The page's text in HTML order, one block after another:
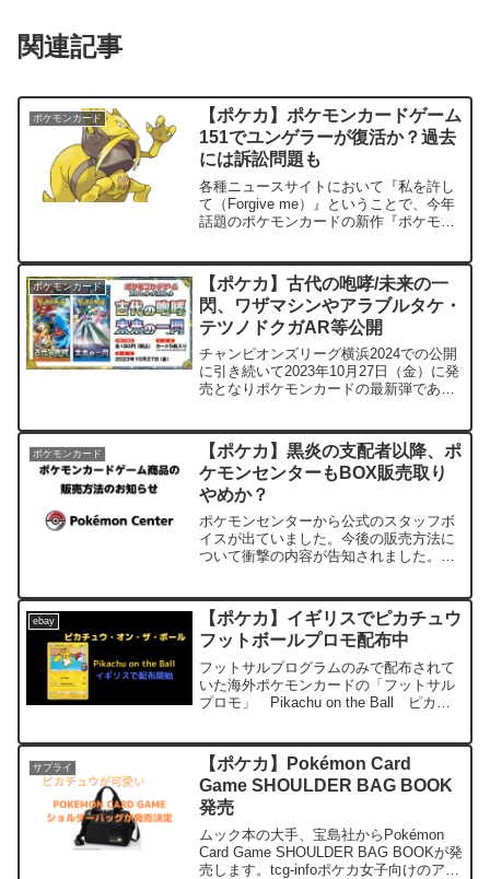
関連記事
ポケモンカード
【ポケカ】ポケモンカードゲーム
151でユンゲラーが復活か？過去
には訴訟問題も
各種ニュースサイトにおいて『私を許し
て（Forgive me）』ということで、今年
話題のポケモンカードの新作『ポケモン
なっています。 そもそものことの発端
についてユ...
ポケモンカード
【ポケカ】古代の咆哮/未来の一
閃、ワザマシンやアラブルタケ・
テツノドクガAR等公開
チャンピオンズリーグ横浜2024での公開
に引き続いて2023年10月27日（金）に発
売となりポケモンカードの最新弾である
りに注目される効果のカードも収録され
るようです...
ポケモンカード
【ポケカ】黒炎の支配者以降、ポ
ケモンセンターもBOX販売取り
やめか？
ポケモンセンターから公式のスタッフボ
イスが出ていました。今後の販売方法に
ついて衝撃の内容が告知されました。ス
います。ポケモンカードゲーム商品全般
の販売状況を踏まえ、20...
ebay
【ポケカ】イギリスでピカチュウ
フットボールプロモ配布中
フットサルプログラムのみで配布されて
いた海外ポケモンカードの「フットサル
プロモ」 Pikachu on the Ball ピカチ
たようです。tcg-infoGame ...
サプライ
【ポケカ】Pokémon Card
Game SHOULDER BAG BOOK
発売
ムック本の大手、宝島社からPokémon
Card Game SHOULDER BAG BOOKが発
売します。tcg-infoポケカ女子向けのアイ